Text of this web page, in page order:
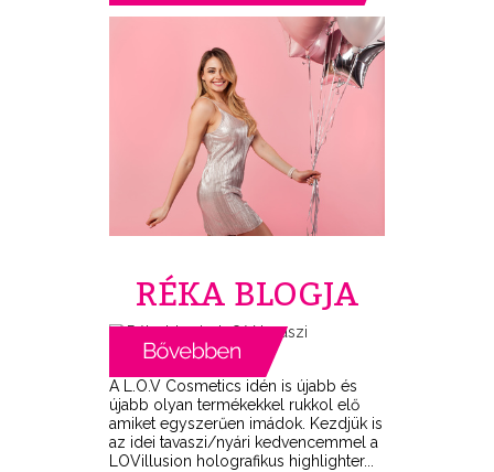
RÉKA BLOGJA
A L.O.V Cosmetics idén is újabb és
újabb olyan termékekkel rukkol elő
amiket egyszerűen imádok. Kezdjük is
az idei tavaszi/nyári kedvencemmel a
LOVillusion holografikus highlighter...